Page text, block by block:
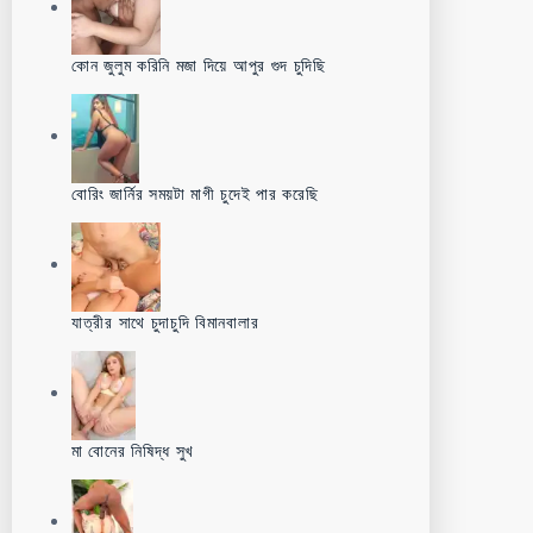
কোন জুলুম করিনি মজা দিয়ে আপুর গুদ চুদিছি
বোরিং জার্নির সময়টা মাগী চুদেই পার করেছি
যাত্রীর সাথে চুদাচুদি বিমানবালার
মা বোনের নিষিদ্ধ সুখ